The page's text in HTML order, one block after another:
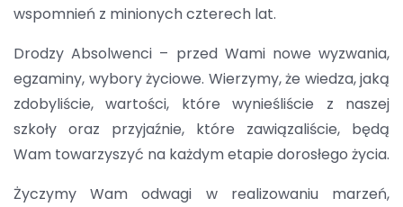
wspomnień z minionych czterech lat.
Drodzy Absolwenci – przed Wami nowe wyzwania,
egzaminy, wybory życiowe. Wierzymy, że wiedza, jaką
zdobyliście, wartości, które wynieśliście z naszej
szkoły oraz przyjaźnie, które zawiązaliście, będą
Wam towarzyszyć na każdym etapie dorosłego życia.
Życzymy Wam odwagi w realizowaniu marzeń,